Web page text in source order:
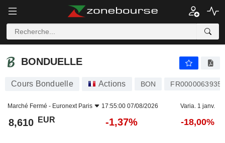
BONDUELLE
BONDUELLE
Cours Bonduelle Actions BON FR0000063935
Marché Fermé - Euronext Paris 17:55:00 07/08/2026 Varia. 1 janv.
8,610 EUR -1,37% -18,00%